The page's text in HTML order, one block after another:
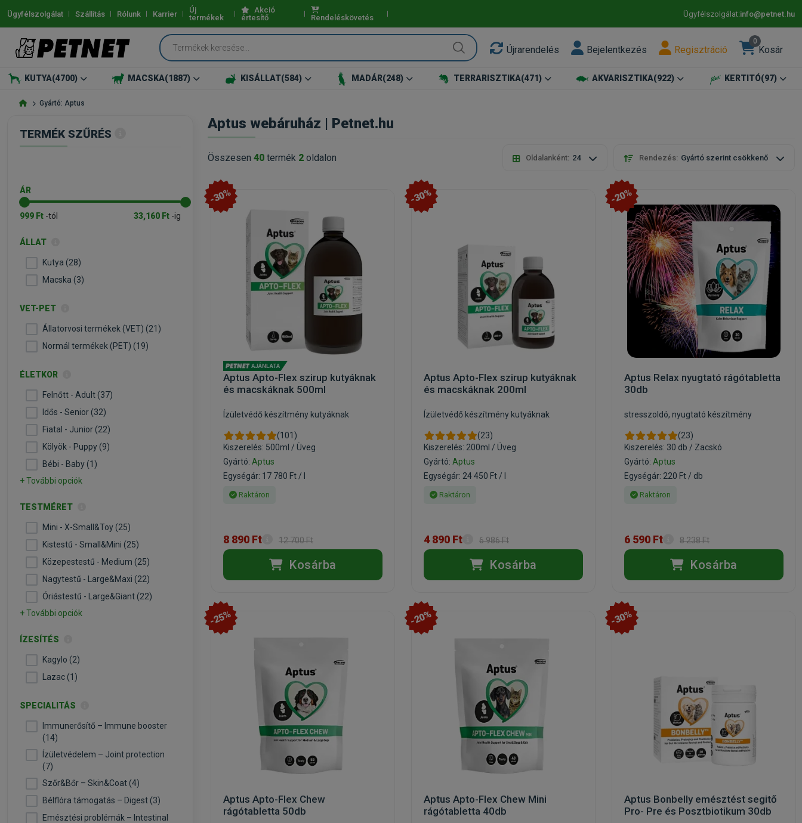
Ügyfélszolgálat Szállítás Rólunk Karrier
Új
termékek
Akció
értesítő
Rendeléskövetés Ügyfélszolgálat:info@petnet.hu
Újrarendelés Bejelentkezés Regisztráció
0
Kosár
KUTYA(4700) MACSKA(1887) KISÁLLAT(584) MADÁR(248) TERRARISZTIKA(471) AKVARISZTIKA(922) KERTITÓ(97)
Gyártó: Aptus
Aptus webáruház | Petnet.hu
Összesen 40 termék 2 oldalon Oldalanként: 24 Rendezés: Gyártó szerint csökkenő
-30%
Aptus Apto-Flex szirup kutyáknak
és macskáknak 500ml
Ízületvédő készítmény kutyáknak
(101)
Kiszerelés: 500ml / Üveg
Gyártó: Aptus
Egységár: 17 780 Ft / l
Raktáron
8 890 Ft 12 700 Ft
Kosárba
-30%
Aptus Apto-Flex szirup kutyáknak
és macskáknak 200ml
Ízületvédő készítmény kutyáknak
(23)
Kiszerelés: 200ml / Üveg
Gyártó: Aptus
Egységár: 24 450 Ft / l
Raktáron
4 890 Ft 6 986 Ft
Kosárba
-20%
Aptus Relax nyugtató rágótabletta
30db
stresszoldó, nyugtató készítmény
(23)
Kiszerelés: 30 db / Zacskó
Gyártó: Aptus
Egységár: 220 Ft / db
Raktáron
6 590 Ft 8 238 Ft
Kosárba
-25%
Aptus Apto-Flex Chew
rágótabletta 50db
-20%
Aptus Apto-Flex Chew Mini
rágótabletta 40db
-30%
Aptus Bonbelly emésztést segitő
Pro- Pre és Posztbiotikum 30db
TERMÉK SZŰRÉS
ÁR
999 Ft -tól 33,160 Ft -ig
ÁLLAT
Kutya (28)
Macska (3)
VET-PET
Állatorvosi termékek (VET) (21)
Normál termékek (PET) (19)
ÉLETKOR
Felnőtt - Adult (37)
Idős - Senior (32)
Fiatal - Junior (22)
Kölyök - Puppy (9)
Bébi - Baby (1)
+ További opciók
TESTMÉRET
Mini - X-Small&Toy (25)
Kistestű - Small&Mini (25)
Közepestestű - Medium (25)
Nagytestű - Large&Maxi (22)
Óriástestű - Large&Giant (22)
+ További opciók
ÍZESÍTÉS
Kagylo (2)
Lazac (1)
SPECIALITÁS
Immunerősítő – Immune booster
(14)
Ízületvédelem – Joint protection
(7)
Szőr&Bőr – Skin&Coat (4)
Bélflóra támogatás – Digest (3)
Emésztési problémák – Intestinal